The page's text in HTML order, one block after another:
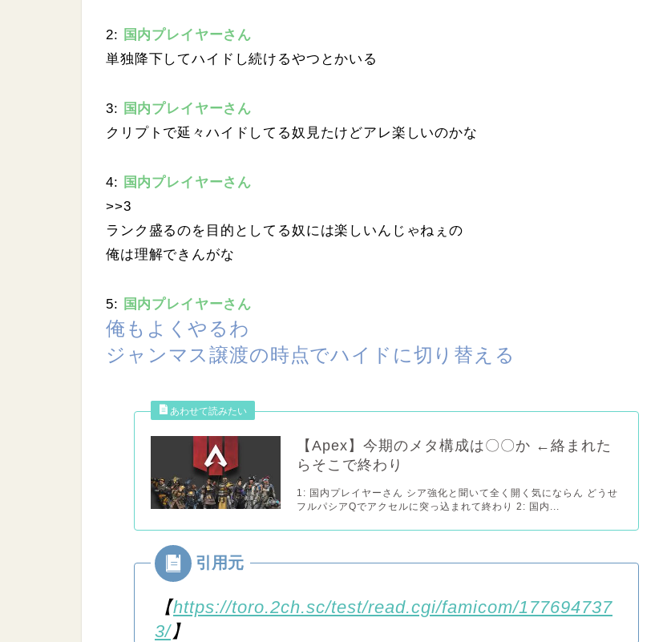
2: 国内プレイヤーさん
単独降下してハイドし続けるやつとかいる
3: 国内プレイヤーさん
クリプトで延々ハイドしてる奴見たけどアレ楽しいのかな
4: 国内プレイヤーさん
>>3
ランク盛るのを目的としてる奴には楽しいんじゃねぇの
俺は理解できんがな
5: 国内プレイヤーさん
俺もよくやるわ
ジャンマス譲渡の時点でハイドに切り替える
【Apex】今期のメタ構成は〇〇か ←絡まれた
らそこで終わり
1: 国内プレイヤーさん シア強化と聞いて全く開く気にならん どうせ
フルパシアQでアクセルに突っ込まれて終わり 2: 国内...
【https://toro.2ch.sc/test/read.cgi/famicom/177694737
3/】